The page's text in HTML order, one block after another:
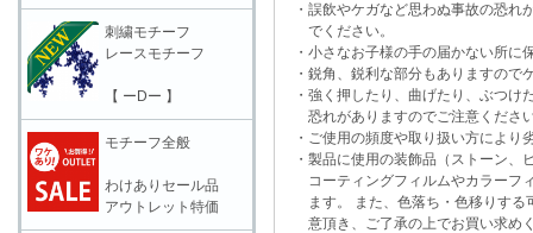
・誤飲やケガなど思わぬ事故の恐れ
でください。
・小さなお子様の手の届かない所に
・鋭角、鋭利な部分もありますので
・強く押したり、曲げたり、ぶつけ
恐れがありますのでご注意くださ
・ご使用の頻度や取り扱い方により
・製品に使用の装飾品（ストーン、
コーティングフィルムやカラーフ
ます。 また、色落ち・色移りする
意頂き、ご了承の上でお買い求め
刺繍モチーフ
レースモチーフ
【 ーDー 】
モチーフ全般
わけありセール品
アウトレット特価